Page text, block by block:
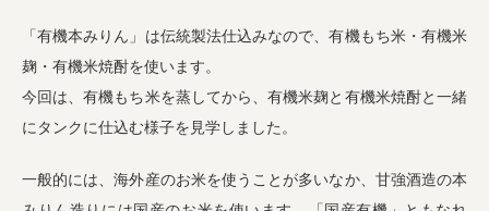
「有機本みりん」は伝統製法仕込みなので、有機もち米・有機米
麹・有機米焼酎を使います。
今回は、有機もち米を蒸してから、有機米麹と有機米焼酎と一緒
にタンクに仕込む様子を見学しました。
一般的には、海外産のお米を使うことが多いなか、甘強酒造の本